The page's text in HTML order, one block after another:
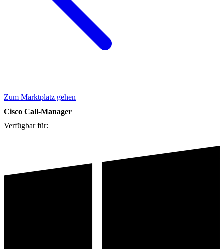
Zum Marktplatz gehen
Cisco Call-Manager
Verfügbar für: